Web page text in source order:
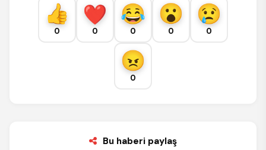
0 0 0 0 0
0
Bu haberi paylaş